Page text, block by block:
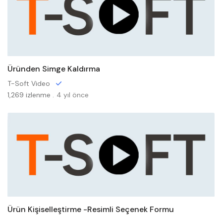
Üründen Simge Kaldırma
T-Soft Video
1,269 izlenme . 4 yıl önce
Ürün Kişiselleştirme -Resimli Seçenek Formu